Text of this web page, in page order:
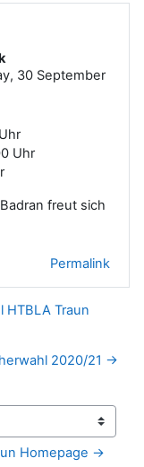
30 September
Uhr
Uhr
freut sich
Permalink
Traun
2020/21 →
Homepage →